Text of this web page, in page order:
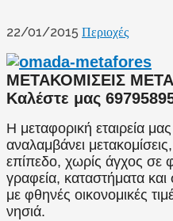
22/01/2015 Περιοχές
ΜΕΤΑΚΟΜΙΣΕΙΣ
Καλέστε μας
Η μεταφορική εταιρεία
αναλαμβάνει
επίπεδο, χωρίς άγχος σε
γραφεία, καταστήματα και
με φθηνές οικονομικές
νησιά.